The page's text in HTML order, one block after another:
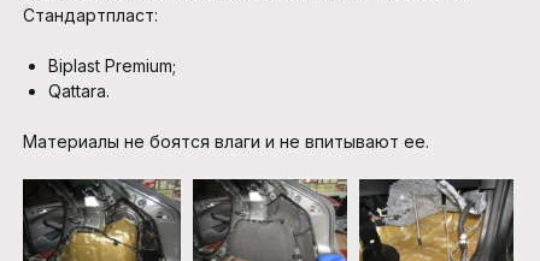
Стандартпласт:
Biplast Premium;
Qattara.
Материалы не боятся влаги и не впитывают ее.